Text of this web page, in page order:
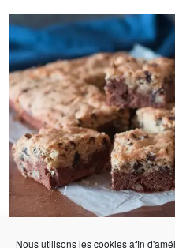
Nous utilisons les cookies afin